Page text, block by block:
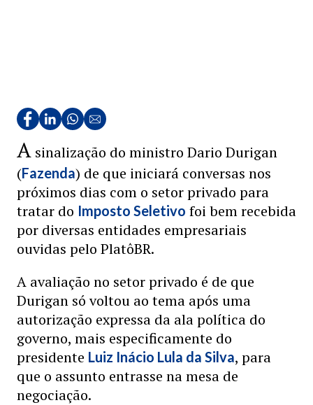
A sinalização do ministro Dario Durigan
(Fazenda) de que iniciará conversas nos
próximos dias com o setor privado para
tratar do Imposto Seletivo foi bem recebida
por diversas entidades empresariais
ouvidas pelo PlatôBR.
A avaliação no setor privado é de que
Durigan só voltou ao tema após uma
autorização expressa da ala política do
governo, mais especificamente do
presidente Luiz Inácio Lula da Silva, para
que o assunto entrasse na mesa de
negociação.